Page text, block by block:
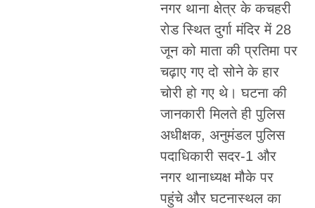
नगर थाना क्षेत्र के कचहरी
रोड स्थित दुर्गा मंदिर में 28
जून को माता की प्रतिमा पर
चढ़ाए गए दो सोने के हार
चोरी हो गए थे। घटना की
जानकारी मिलते ही पुलिस
अधीक्षक, अनुमंडल पुलिस
पदाधिकारी सदर-1 और
नगर थानाध्यक्ष मौके पर
पहुंचे और घटनास्थल का